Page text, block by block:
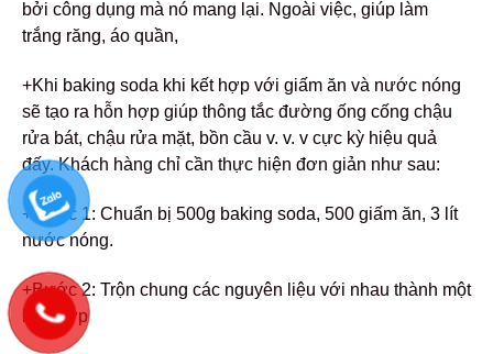
bởi công dụng mà nó mang lại. Ngoài việc, giúp làm
trắng răng, áo quần,
+Khi baking soda khi kết hợp với giấm ăn và nước nóng
sẽ tạo ra hỗn hợp giúp thông tắc đường ống cống chậu
rửa bát, chậu rửa mặt, bồn cầu v. v. v cực kỳ hiệu quả
đấy. Khách hàng chỉ cần thực hiện đơn giản như sau:
+Bước 1: Chuẩn bị 500g baking soda, 500 giấm ăn, 3 lít
nước nóng.
+Bước 2: Trộn chung các nguyên liệu với nhau thành một
hỗn hợp